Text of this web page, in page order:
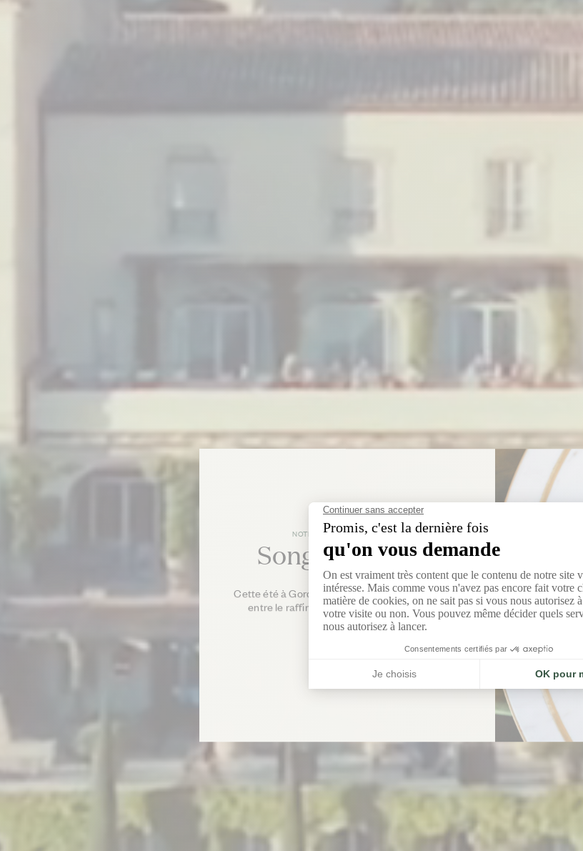
NOTRE NOUVELLE ADRESSE
Song Qi Gordes
Cette été à Gordes, Song Qi célèbre la rencontre
entre le raffinement asiatique et l’élégance
provençale.